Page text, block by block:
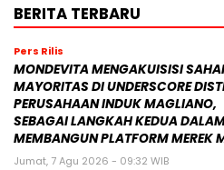
BERITA TERBARU
Pers Rilis
MONDEVITA MENGAKUISISI
MAYORITAS DI UNDERSCORE
PERUSAHAAN INDUK MAGLIANO,
SEBAGAI LANGKAH KEDUA
MEMBANGUN PLATFORM MEREK
Jumat, 7 Agu 2026 - 09:32 WIB